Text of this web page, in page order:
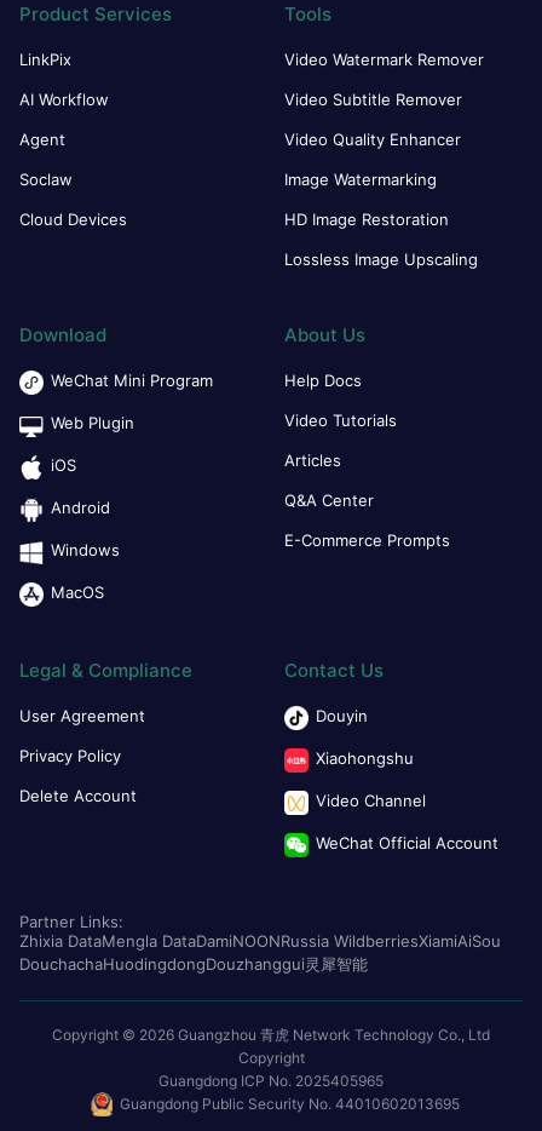
Product Services
LinkPix
AI Workflow
Agent
Soclaw
Cloud Devices
Tools
Video Watermark Remover
Video Subtitle Remover
Video Quality Enhancer
Image Watermarking
HD Image Restoration
Lossless Image Upscaling
Download
WeChat Mini Program
Web Plugin
iOS
Android
Windows
MacOS
About Us
Help Docs
Video Tutorials
Articles
Q&A Center
E-Commerce Prompts
Legal & Compliance
User Agreement
Privacy Policy
Delete Account
Contact Us
Douyin
Xiaohongshu
Video Channel
WeChat Official Account
Partner Links:
Zhixia DataMengla DataDamiNOONRussia WildberriesXiamiAiSou
DouchachaHuodingdongDouzhanggui灵犀智能
Copyright © 2026 Guangzhou 青虎 Network Technology Co., Ltd
Copyright
Guangdong ICP No. 2025405965
Guangdong Public Security No. 44010602013695